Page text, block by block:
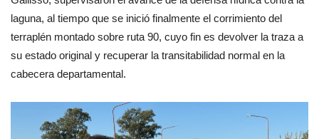
laguna, al tiempo que se inició finalmente el corrimiento del
terraplén montado sobre ruta 90, cuyo fin es devolver la traza a
su estado original y recuperar la transitabilidad normal en la
cabecera departamental.